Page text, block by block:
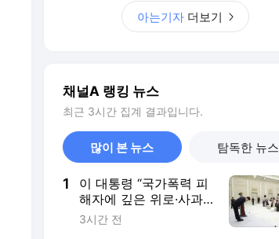
아는기자 더보기
채널A 랭킹 뉴스
최근 3시간 집계 결과입니다.
많이 본 뉴스 탐독한 뉴스
1
이 대통령 “국가폭력 피
해자에 깊은 위로·사과…
국가 책임 유효기간 없
어”
3시간 전